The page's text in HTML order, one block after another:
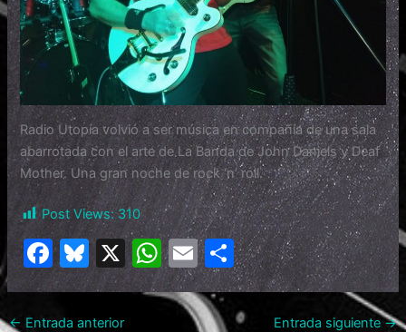
Radio Utopía volvió a ser música en compañía de una sala
abarrotada con el arte de La Banda de John Daniels y Deaf
Mother. Una gran noche de rock ‘n’ roll.
Post Views: 310
F
a
c
Bl
u
e
X W
h
at
E
m
ai
C
o
m
← Entrada anterior Entrada siguiente→